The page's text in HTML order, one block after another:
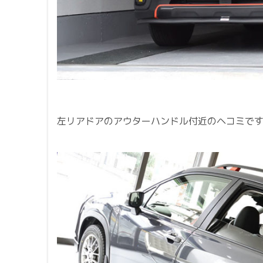
左リアドアのアウターハンドル付近のヘコミで